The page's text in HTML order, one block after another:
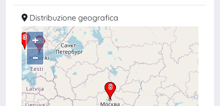
Distribuzione geografica
+
–